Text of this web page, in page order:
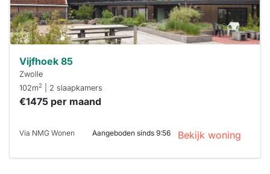
Vijfhoek 85
Zwolle
102m2 | 2 slaapkamers
€1475 per maand
Via NMG Wonen Aangeboden sinds 9:56 Bekijk woning